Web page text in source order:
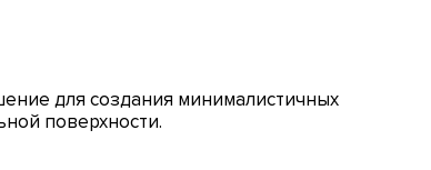
для создания минималистичных
поверхности.